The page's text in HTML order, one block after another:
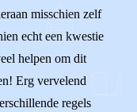
misschien zelf
echt een kwestie
helpen om dit
Erg vervelend
regels